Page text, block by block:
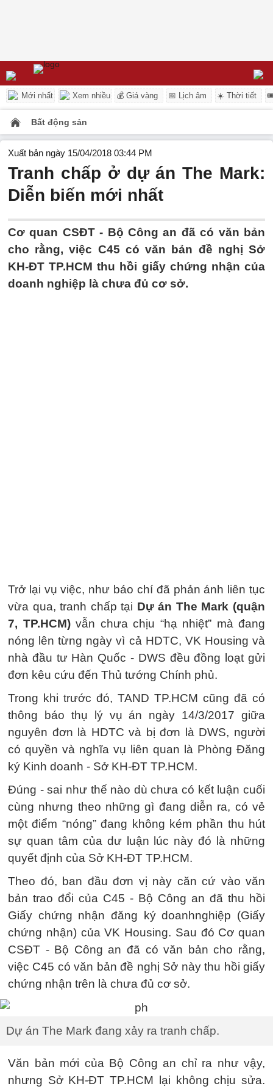
Mới nhất Xem nhiều 💰 Giá vàng 📅 Lịch âm ☀️ Thời tiết
Bất động sản
Xuất bản ngày 15/04/2018 03:44 PM
Tranh chấp ở dự án The Mark:
Diễn biến mới nhất
Cơ quan CSĐT - Bộ Công an đã có văn bản
cho rằng, việc C45 có văn bản đề nghị Sở
KH-ĐT TP.HCM thu hồi giấy chứng nhận của
doanh nghiệp là chưa đủ cơ sở.
Trở lại vụ việc, như báo chí đã phản ánh liên tục
vừa qua, tranh chấp tại Dự án The Mark (quận
7, TP.HCM)vẫn chưa chịu “hạ nhiệt” mà đang
nóng lên từng ngày vì cả HDTC, VK Housing và
nhà đầu tư Hàn Quốc - DWS đều đồng loạt gửi
đơn kêu cứu đến Thủ tướng Chính phủ.
Trong khi trước đó, TAND TP.HCM cũng đã có
thông báo thụ lý vụ án ngày 14/3/2017 giữa
nguyên đơn là HDTC và bị đơn là DWS, người
có quyền và nghĩa vụ liên quan là Phòng Đăng
ký Kinh doanh - Sở KH-ĐT TP.HCM.
Đúng - sai như thế nào dù chưa có kết luận cuối
cùng nhưng theo những gì đang diễn ra, có vẻ
một điểm “nóng” đang không kém phần thu hút
sự quan tâm của dư luận lúc này đó là những
quyết định của Sở KH-ĐT TP.HCM.
Theo đó, ban đầu đơn vị này căn cứ vào văn
bản trao đổi của C45 - Bộ Công an đã thu hồi
Giấy chứng nhận đăng ký doanhnghiệp (Giấy
chứng nhận) của VK Housing. Sau đó Cơ quan
CSĐT - Bộ Công an đã có văn bản cho rằng,
việc C45 có văn bản đề nghị Sở này thu hồi giấy
chứng nhận trên là chưa đủ cơ sở.
Dự án The Mark đang xảy ra tranh chấp.
Văn bản mới của Bộ Công an chỉ ra như vậy,
nhưng Sở KH-ĐT TP.HCM lại không chịu sửa.